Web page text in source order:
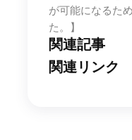
が可能になるた
た。】
関連記事
関連リンク